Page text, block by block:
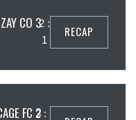
CO 32 :
1
RECAP
FC 23 :